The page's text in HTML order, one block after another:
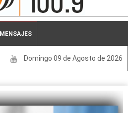
MENSAJES
Domingo 09 de Agosto de 2026
LOCALES
DEPORTES